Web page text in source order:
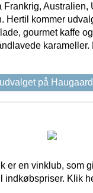
Frankrig, Australien,
Hertil kommer
gourmet kaffe
karameller.
på
er en vinklub, som
indkøbspriser. Klik